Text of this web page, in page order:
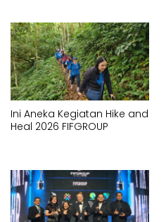
Ini Aneka Kegiatan Hike and
Heal 2026 FIFGROUP